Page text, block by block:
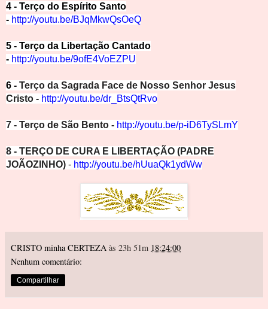
4 - Terço do Espírito Santo
- http://youtu.be/BJqMkwQsOeQ
5 - Terço da Libertação Cantado
- http://youtu.be/9ofE4VoEZPU
6 - Terço da Sagrada Face de Nosso Senhor Jesus
Cristo - http://youtu.be/dr_BtsQtRvo
7 - Terço de São Bento - http://youtu.be/p-iD6TySLmY
8 - TERÇO DE CURA E LIBERTAÇÃO (PADRE
JOÃOZINHO) - http://youtu.be/hUuaQk1ydWw
CRISTO minha CERTEZA às 23h 51m 18:24:00
Nenhum comentário:
Compartilhar